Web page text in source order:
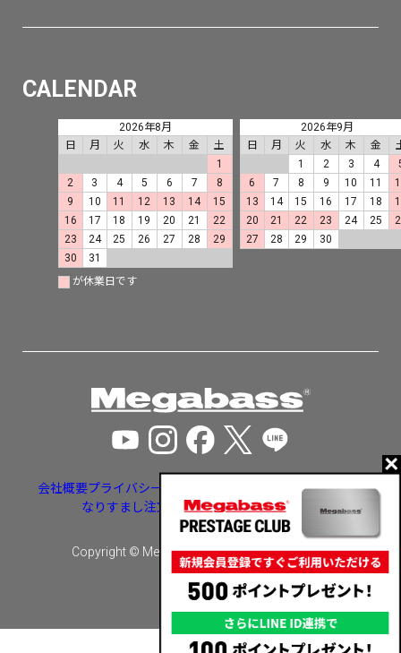
CALENDAR
2026年8月
日
月 火 水 木 金
土
1
2
3 4 5 6 7
8
9
10 11 12 13 14
15
16
17 18 19 20 21
22
23
24 25 26 27 28
29
30
31
2026年9月
日
月 火 水 木 金
1
2 3 4
6
7 8 9 10 11
13
14 15 16 17 18
20
21 22 23 24 25
27
28 29 30
が休業日です
会社概要プライバシーポリシー
特定商取引法に基づく表示
なりすまし注文・いたずら注文等への対応
Copyright © Megabass inc. All rights reserved.